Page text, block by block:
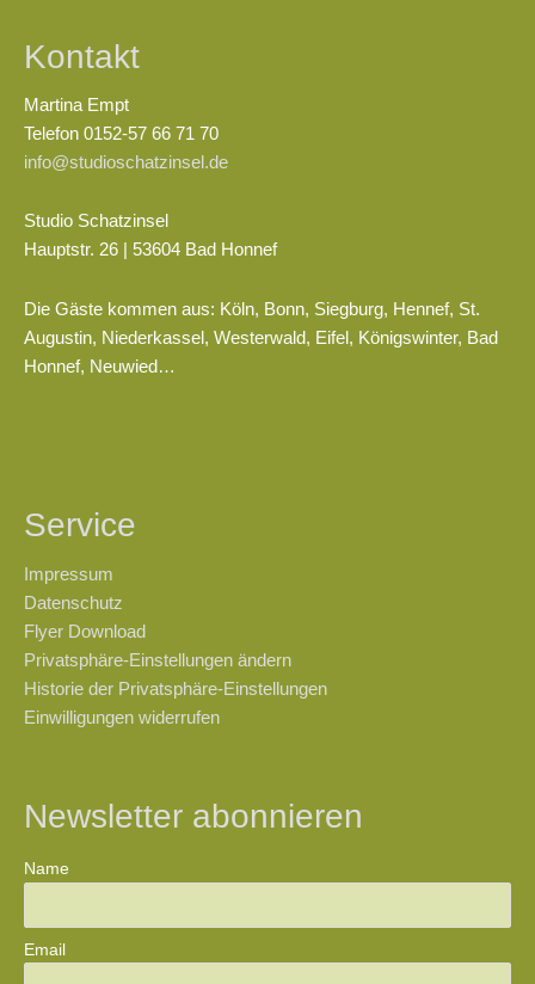
Kontakt
Martina Empt
Telefon 0152-57 66 71 70
info@studioschatzinsel.de
Studio Schatzinsel
Hauptstr. 26 | 53604 Bad Honnef
Die Gäste kommen aus: Köln, Bonn, Siegburg, Hennef, St.
Augustin, Niederkassel, Westerwald, Eifel, Königswinter, Bad
Honnef, Neuwied…
Service
Impressum
Datenschutz
Flyer Download
Privatsphäre-Einstellungen ändern
Historie der Privatsphäre-Einstellungen
Einwilligungen widerrufen
Newsletter abonnieren
Name
Email